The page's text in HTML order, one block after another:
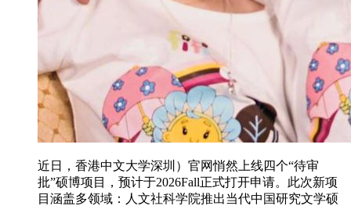
近日，香港中文大学深圳）官网悄然上线四个“待审
批”硕博项目，预计于2026Fall正式打开申请。此次新项
目涵盖多领域：人文社科学院推出当代中国研究文学硕